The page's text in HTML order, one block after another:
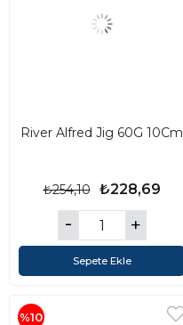
River Alfred Jig 60G 10Cm
₺228,69
₺254,10
Sepete Ekle
%10